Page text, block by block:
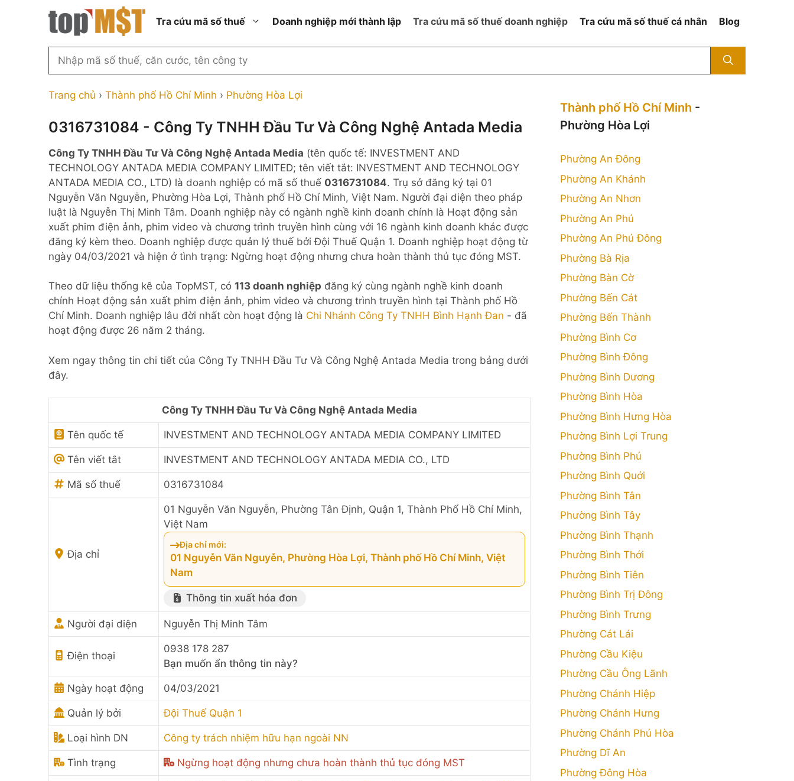
Tra cứu mã số thuế
Thành phố Hồ Chí Minh
Thành phố Hà Nội
Thành phố Đà Nẵng
Thành phố Hải Phòng
Thanh Hóa
Bắc Ninh
Nghệ An
Công ty cổ phần ngoài NN
Công ty hợp doanh
thành viên ngoài NN
thành viên trở lên ngoài NN
Công ty trách nhiệm hữu hạn
ngoài NN
Doanh nghiệp 100% vốn đầu tư
nước ngoài
Hộ kinh doanh cá thể
Nhà nước
Ngừng hoạt động nhưng chưa
hoàn thành thủ tục đóng MST
Không hoạt động tại địa chỉ đã
đăng ký
Doanh nghiệp mới thành lập Tra cứu mã số thuế doanh nghiệp Tra cứu mã số thuế cá nhân Blog
Tìm
theo
công
người
đại
diện
hoặc
mã
số
thuế
...
Trang chủ › Thành phố Hồ Chí Minh › Phường Hòa Lợi
0316731084 - Công Ty TNHH Đầu Tư Và Công Nghệ Antada Media
Công Ty TNHH Đầu Tư Và Công Nghệ Antada Media (tên quốc tế: INVESTMENT AND
TECHNOLOGY ANTADA MEDIA COMPANY LIMITED; tên viết tắt: INVESTMENT AND TECHNOLOGY
ANTADA MEDIA CO., LTD) là doanh nghiệp có mã số thuế 0316731084. Trụ sở đăng ký tại 01
Nguyễn Văn Nguyễn, Phường Hòa Lợi, Thành phố Hồ Chí Minh, Việt Nam. Người đại diện theo pháp
luật là Nguyễn Thị Minh Tâm. Doanh nghiệp này có ngành nghề kinh doanh chính là Hoạt động sản
xuất phim điện ảnh, phim video và chương trình truyền hình cùng với 16 ngành kinh doanh khác được
đăng ký kèm theo. Doanh nghiệp được quản lý thuế bởi Đội Thuế Quận 1. Doanh nghiệp hoạt động từ
ngày 04/03/2021 và hiện ở tình trạng: Ngừng hoạt động nhưng chưa hoàn thành thủ tục đóng MST.
Theo dữ liệu thống kê của TopMST, có 113 doanh nghiệp đăng ký cùng ngành nghề kinh doanh
chính Hoạt động sản xuất phim điện ảnh, phim video và chương trình truyền hình tại Thành phố Hồ
Chí Minh. Doanh nghiệp lâu đời nhất còn hoạt động là Chi Nhánh Công Ty TNHH Bình Hạnh Đan - đã
hoạt động được 26 năm 2 tháng.
Xem ngay thông tin chi tiết của Công Ty TNHH Đầu Tư Và Công Nghệ Antada Media trong bảng dưới
đây.
Công Ty TNHH Đầu Tư Và Công Nghệ Antada Media
Tên quốc tế INVESTMENT AND TECHNOLOGY ANTADA MEDIA COMPANY LIMITED
Tên viết tắt INVESTMENT AND TECHNOLOGY ANTADA MEDIA CO., LTD
Mã số thuế 0316731084
Địa chỉ
01 Nguyễn Văn Nguyễn, Phường Tân Định, Quận 1, Thành Phố Hồ Chí Minh,
Việt Nam
Địa chỉ mới:
01 Nguyễn Văn Nguyễn, Phường Hòa Lợi, Thành phố Hồ Chí Minh, Việt
Nam
Thông tin xuất hóa đơn
Người đại diện Nguyễn Thị Minh Tâm
Điện thoại
0938 178 287
Bạn muốn ẩn thông tin này?
Ngày hoạt động 04/03/2021
Quản lý bởi Đội Thuế Quận 1
Loại hình DN Công ty trách nhiệm hữu hạn ngoài NN
Tình trạng Ngừng hoạt động nhưng chưa hoàn thành thủ tục đóng MST
Thành phố Hồ Chí Minh -
Phường Hòa Lợi
Phường An Đông
Phường An Khánh
Phường An Nhơn
Phường An Phú
Phường An Phú Đông
Phường Bà Rịa
Phường Bàn Cờ
Phường Bến Cát
Phường Bến Thành
Phường Bình Cơ
Phường Bình Đông
Phường Bình Dương
Phường Bình Hòa
Phường Bình Hưng Hòa
Phường Bình Lợi Trung
Phường Bình Phú
Phường Bình Quới
Phường Bình Tân
Phường Bình Tây
Phường Bình Thạnh
Phường Bình Thới
Phường Bình Tiên
Phường Bình Trị Đông
Phường Bình Trưng
Phường Cát Lái
Phường Cầu Kiệu
Phường Cầu Ông Lãnh
Phường Chánh Hiệp
Phường Chánh Hưng
Phường Chánh Phú Hòa
Phường Dĩ An
Phường Đông Hòa